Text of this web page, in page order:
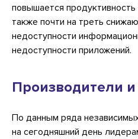
повышается
также почти на треть
недоступности
недоступности приложений.
Производители
По данным ряда
на сегодняшний день